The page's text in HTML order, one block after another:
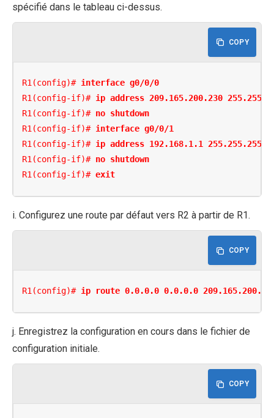
spécifié dans le tableau ci-dessus.
COPY
R1(config)# interface g0/0/0
R1(config-if)# ip address 209.165.200.230
R1(config-if)# no shutdown
R1(config-if)# interface g0/0/1
R1(config-if)# ip address 192.168.1.1 255.255.255.0
R1(config-if)# no shutdown
R1(config-if)# exit
i. Configurez une route par défaut vers R2 à partir de R1.
COPY
R1(config)# ip route 0.0.0.0 0.0.0.0
j. Enregistrez la configuration en cours dans le fichier de
configuration initiale.
COPY